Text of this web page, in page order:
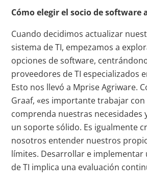
Cómo elegir el socio de software
Cuando decidimos actualizar
sistema de TI, empezamos a
opciones de software,
proveedores de TI especializados
Esto nos llevó a Mprise Agriware.
Graaf, «es importante trabajar
comprenda nuestras necesidades
un soporte sólido. Es igualmente
nosotros entender nuestros
límites. Desarrollar e implementar
de TI implica una evaluación